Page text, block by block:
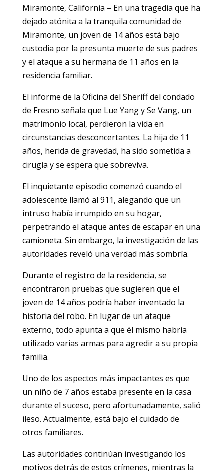
Miramonte, California – En una tragedia que ha
dejado atónita a la tranquila comunidad de
Miramonte, un joven de 14 años está bajo
custodia por la presunta muerte de sus padres
y el ataque a su hermana de 11 años en la
residencia familiar.
El informe de la Oficina del Sheriff del condado
de Fresno señala que Lue Yang y Se Vang, un
matrimonio local, perdieron la vida en
circunstancias desconcertantes. La hija de 11
años, herida de gravedad, ha sido sometida a
cirugía y se espera que sobreviva.
El inquietante episodio comenzó cuando el
adolescente llamó al 911, alegando que un
intruso había irrumpido en su hogar,
perpetrando el ataque antes de escapar en una
camioneta. Sin embargo, la investigación de las
autoridades reveló una verdad más sombría.
Durante el registro de la residencia, se
encontraron pruebas que sugieren que el
joven de 14 años podría haber inventado la
historia del robo. En lugar de un ataque
externo, todo apunta a que él mismo habría
utilizado varias armas para agredir a su propia
familia.
Uno de los aspectos más impactantes es que
un niño de 7 años estaba presente en la casa
durante el suceso, pero afortunadamente, salió
ileso. Actualmente, está bajo el cuidado de
otros familiares.
Las autoridades continúan investigando los
motivos detrás de estos crímenes, mientras la